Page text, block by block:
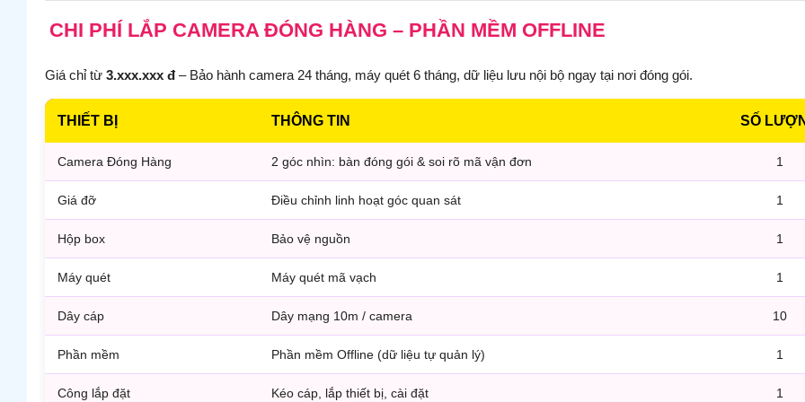
CHI PHÍ LẮP CAMERA ĐÓNG HÀNG – PHẦN MỀM OFFLINE
Giá chỉ từ 3.xxx.xxx đ – Bảo hành camera 24 tháng, máy quét 6 tháng, dữ liệu lưu nội bộ ngay tại nơi đóng gói.
THIẾT BỊ THÔNG TIN SỐ
Camera Đóng Hàng 2 góc nhìn: bàn đóng gói & soi rõ mã vận đơn 1
Giá đỡ Điều chỉnh linh hoạt góc quan sát 1
Hộp box Bảo vệ nguồn 1
Máy quét Máy quét mã vạch 1
Dây cáp Dây mạng 10m / camera 10
Phần mềm Phần mềm Offline (dữ liệu tự quản lý) 1
Công lắp đặt Kéo cáp, lắp thiết bị, cài đặt 1